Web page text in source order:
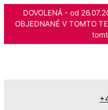
DOVOLENÁ - od
OBJEDNANÉ V TOMTO